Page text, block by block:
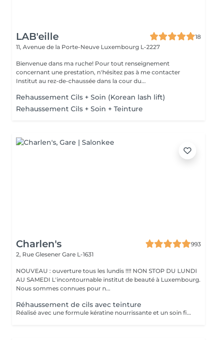
LAB'eille
18
11, Avenue de la Porte-Neuve Luxembourg L-2227
Bienvenue dans ma ruche! Pour tout renseignement
concernant une prestation, n'hésitez pas à me contacter
Institut au rez-de-chaussée dans la cour du...
Rehaussement Cils + Soin (Korean lash lift)
Rehaussement Cils + Soin + Teinture
Charlen's
993
2, Rue Glesener Gare L-1631
NOUVEAU : ouverture tous les lundis !!!! NON STOP DU LUNDI
AU SAMEDI L'incontournable institut de beauté à Luxembourg.
Nous sommes connues pour n...
Réhaussement de cils avec teinture
Réalisé avec une formule kératine nourrissante et un soin fixateur, il offre un effet mascara longue durée (6 à 8 semaines)